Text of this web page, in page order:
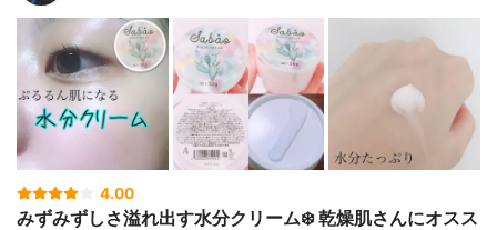
4.00
みずみずしさ溢れ出す水分クリーム❄️ 乾燥肌さんにオスス